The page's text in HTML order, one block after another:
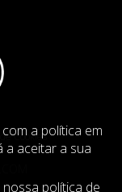
a política em
a aceitar a sua
política de
Cookies